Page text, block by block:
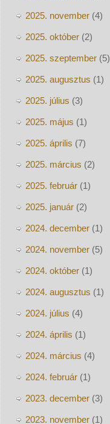
2025. november(4)
2025. október(2)
2025. szeptember(5)
2025. augusztus (1)
2025. július (3)
2025. május (1)
2025. április (7)
2025. március (2)
2025. február(1)
2025. január(2)
2024. december(1)
2024. november(5)
2024. október(1)
2024. augusztus (1)
2024. július (4)
2024. április (1)
2024. március (4)
2024. február(1)
2023. december(3)
2023. november(1)